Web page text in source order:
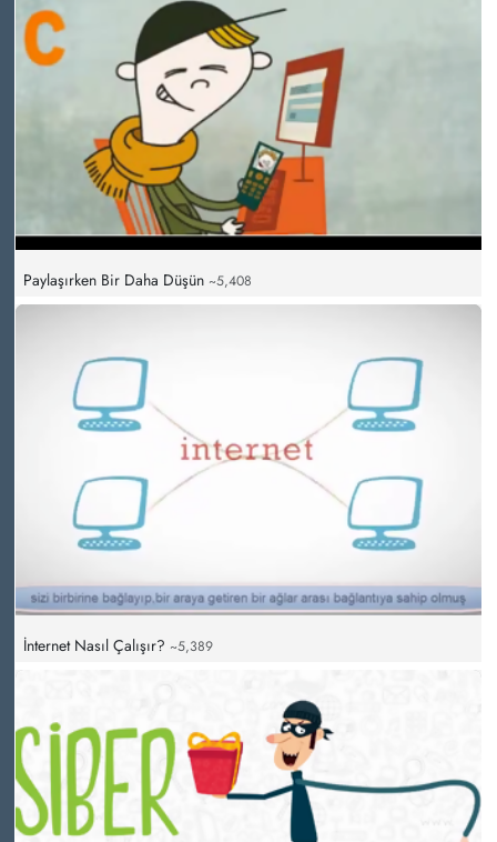
Paylaşırken Bir Daha Düşün ~5,408
İnternet Nasıl Çalışır? ~5,389